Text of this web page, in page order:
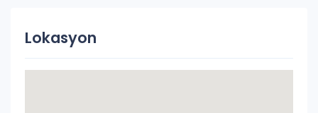
Lokasyon